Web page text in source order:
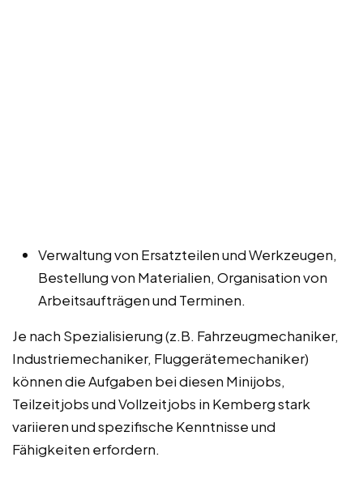
Verwaltung von Ersatzteilen und Werkzeugen,
Bestellung von Materialien, Organisation von
Arbeitsaufträgen und Terminen.
Je nach Spezialisierung (z.B. Fahrzeugmechaniker,
Industriemechaniker, Fluggerätemechaniker)
können die Aufgaben bei diesen Minijobs,
Teilzeitjobs und Vollzeitjobs in Kemberg stark
variieren und spezifische Kenntnisse und
Fähigkeiten erfordern.